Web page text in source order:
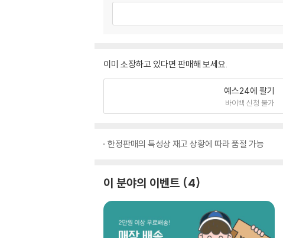
이미 소장하고 있다면 판매해 보세요.
예스24에 팔기
바이백 신청 불가
한정판매의 특성상 재고 상황에 따라 품절 가능
이 분야의 이벤트 4